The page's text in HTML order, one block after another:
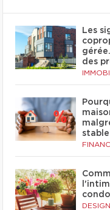
Les
des
DESIGN